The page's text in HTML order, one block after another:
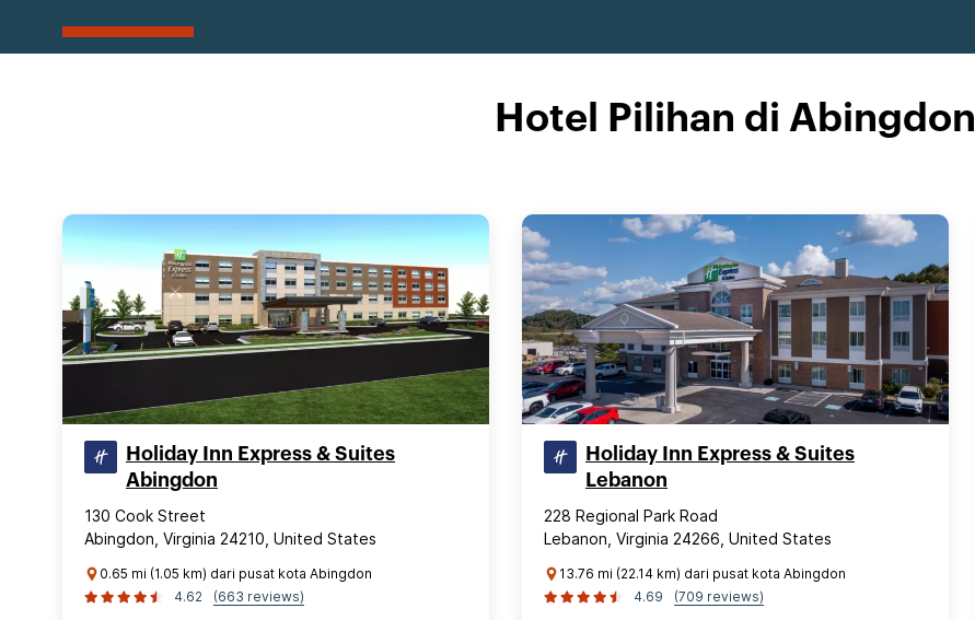
Hotel Pilihan di Abingdon
Holiday Inn Express & Suites
Abingdon
130 Cook Street
Abingdon, Virginia 24210, United States
0.65 mi (1.05 km) dari pusat kota Abingdon
4.62
(663 reviews)
Holiday Inn Express & Suites
Lebanon
228 Regional Park Road
Lebanon, Virginia 24266, United States
13.76 mi (22.14 km) dari pusat kota Abingdon
4.69
(709 reviews)